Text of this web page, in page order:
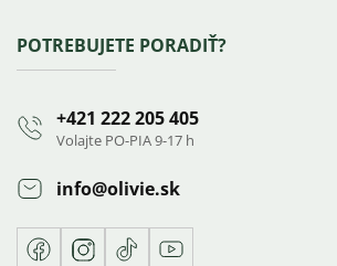
Zápätie
POTREBUJETE PORADIŤ?
+421 222 205 405
Volajte PO-PIA 9-17 h
info@olivie.sk